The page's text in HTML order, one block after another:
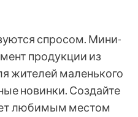
спросом. Мини-
продукции из
жителей маленького
новинки. Создайте
любимым местом